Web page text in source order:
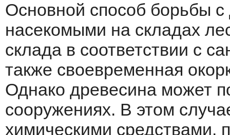
Основной способ борьбы
насекомыми на складах
склада в соответствии с
также своевременная
Однако древесина может
сооружениях. В этом
химическими средствами,